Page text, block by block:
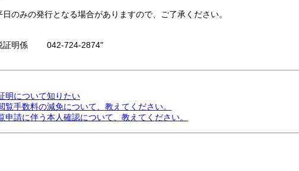
のみの発行となる場合がありますので、ご了承ください。
明係 042-724-2874"
について知りたい
手数料の減免について、教えてください。
請に伴う本人確認について、教えてください。